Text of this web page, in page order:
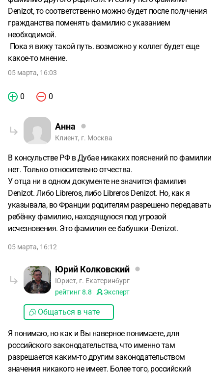
Denizot, то соответственно можно будет после получения
гражданства поменять фамилию с указанием
необходимой.
Пока я вижу такой путь. возможно у коллег будет еще
какое-то мнение.
05 марта, 16:03
0 0
Анна
Клиент, г. Москва
В консульстве РФ в Дубае никаких пояснений по фамилии
нет. Только относительно отчества.
У отца ни в одном документе не значится фамилия
Denizot. Либо Libreros, либо Libreros Denizot. Но, как я
указывала, во Франции родителям разрешено передавать
ребёнку фамилию, находящуюся под угрозой
исчезновения. Это фамилия ее бабушки -Denizot.
05 марта, 16:12
Юрий Колковский
Юрист, г. Екатеринбург
рейтинг8.8 Эксперт
Общаться в чате
Я понимаю, но как и Вы наверное понимаете, для
российского законодательства, что именно там
разрешается каким-то другим законодательством
значения никакого не имеет. Более того, российский